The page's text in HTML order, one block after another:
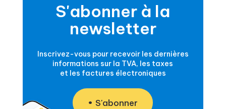
S'abonner à la
newsletter
Inscrivez-vous pour recevoir les dernières
informations sur la TVA, les taxes
et les factures électroniques
S'abonner